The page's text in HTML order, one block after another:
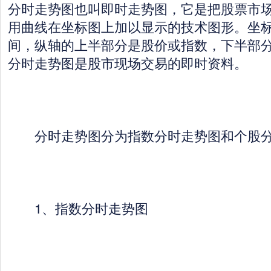
分时走势图也叫即时走势图，它是把股票市
用曲线在坐标图上加以显示的技术图形。坐
间，纵轴的上半部分是股价或指数，下半部
分时走势图是股市现场交易的即时资料。
分时走势图分为指数分时走势图和个股
1、指数分时走势图